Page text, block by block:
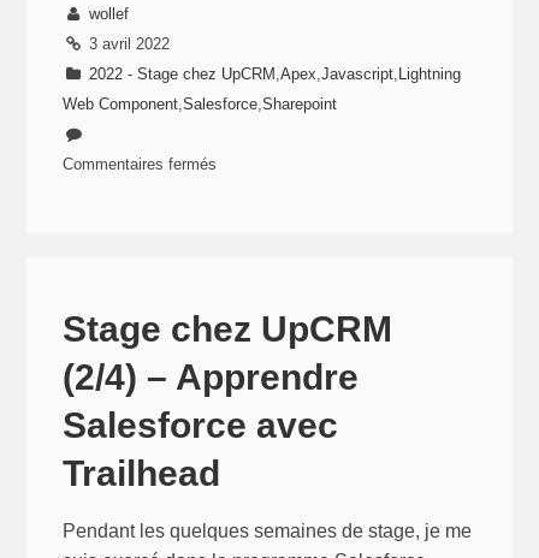
wollef
3 avril 2022
2022 - Stage chez UpCRM ,Apex ,Javascript
Lightning
Web Component ,Salesforce ,Sharepoint
Commentaires fermés
(3/4)
–
Un
LWC
de
des
API
Stage chez UpCRM
(2/4) – Apprendre
Salesforce avec
Trailhead
Pendant les quelques semaines de stage, je me